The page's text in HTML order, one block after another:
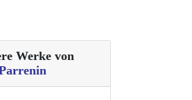
Werke von